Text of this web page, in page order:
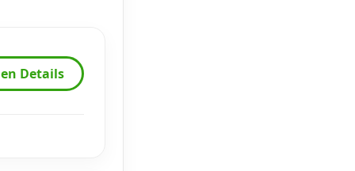
Details